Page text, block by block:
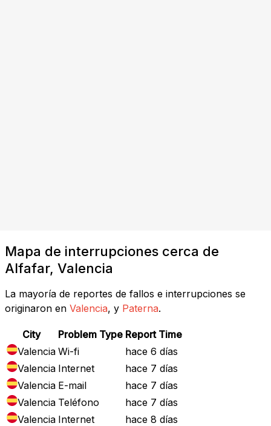
Mapa de interrupciones cerca de
Alfafar, Valencia
La mayoría de reportes de fallos e interrupciones se
originaron en Valencia, y Paterna.
City Problem Type Report Time
Valencia Wi-fi
hace 6 días
Valencia Internet
hace 7 días
Valencia E-mail
hace 7 días
Valencia Teléfono
hace 7 días
Valencia Internet
hace 8 días